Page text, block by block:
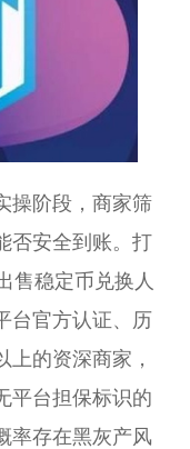
操阶段，商家筛
否安全到账。打
售稳定币兑换人
台官方认证、历
上的资深商家，
平台担保标识的
率存在黑灰产风